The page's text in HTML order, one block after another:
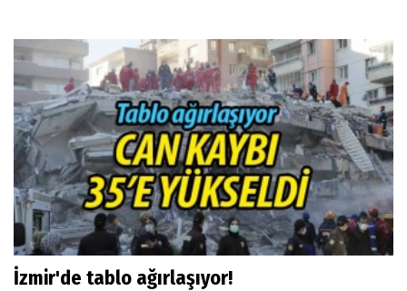
İzmir'de tablo ağırlaşıyor!